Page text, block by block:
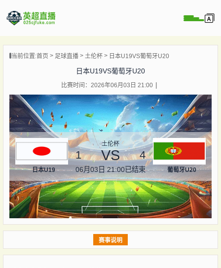
播
像
闻
当前位置:首页 足球直播 土伦杯 日本U19VS葡萄牙U20
日本U19VS葡萄牙U20
比赛时间：2026年06月03日 21:00
日本U19
土伦杯
1 VS 4
06月03日 21:00已结束 葡萄牙U20
赛事说明